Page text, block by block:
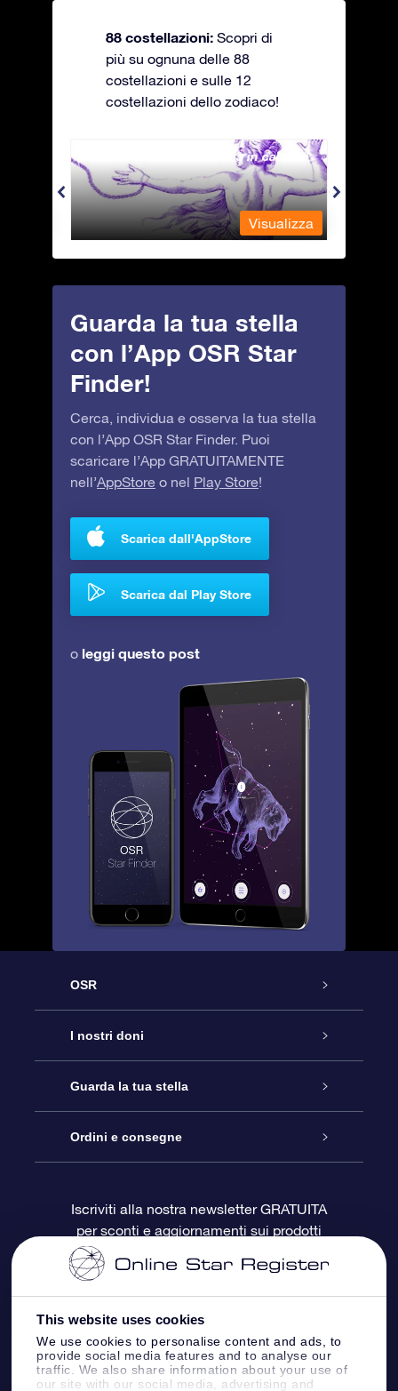
This website uses cookies
We use cookies to personalise content and ads, to
provide social media features and to analyse our
traffic. We also share information about your use of
our site with our social media, advertising and
88 costellazioni: Scopri di
più su ognuna delle 88
costellazioni e sulle 12
costellazioni dello zodiaco!
Andromeda - La fanciulla in catene
Visualizza
Guarda la tua stella
con l’App OSR Star
Finder!
Cerca, individua e osserva la tua stella
con l’App OSR Star Finder. Puoi
scaricare l’App GRATUITAMENTE
nell’AppStore o nel Play Store!
Scarica dall'AppStore
Scarica dal Play Store
o leggi questo post
OSR
Assistenza
Contattaci
Blog
OSR Recensioni
I nostri doni
Online Star Gift
Pacchetto regalo OSR
Gift Card OSR
Doni aziendali
Guarda la tua stella
Registro stellare
Star Page personalizzata
One Million Stars
OSR Starsaver
App VR ‘Fly me to the stars’
Ordini e consegne
Informazioni di Pagamento
Politica di reso
Costellazioni
Iscriviti alla nostra newsletter GRATUITA
per sconti e aggiornamenti sui prodotti